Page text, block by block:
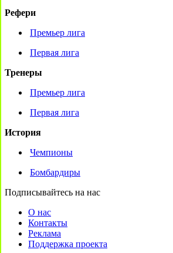
Рефери
Премьер лига
Первая лига
Тренеры
Премьер лига
Первая лига
История
Чемпионы
Бомбардиры
Подписывайтесь на нас
О нас
Контакты
Реклама
Поддержка проекта